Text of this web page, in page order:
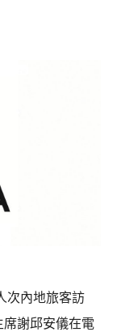
次內地旅客訪
謝邱安儀在電